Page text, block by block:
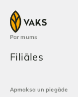
Par mums
Filiāles
Apmaksa un piegāde